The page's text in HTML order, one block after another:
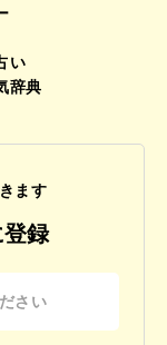
い
辞典
ます
登録